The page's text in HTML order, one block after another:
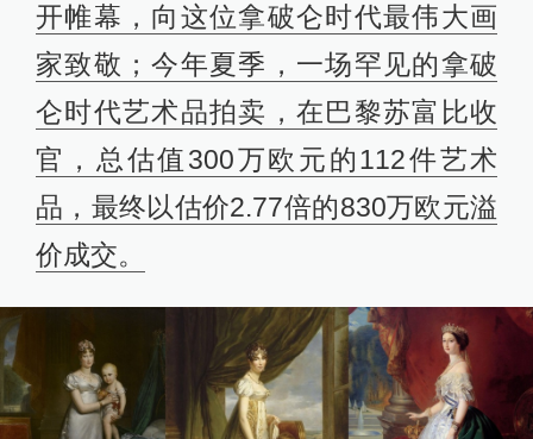
开帷幕，向这位拿破仑时代最伟大画
家致敬；今年夏季，一场罕见的拿破
仑时代艺术品拍卖，在巴黎苏富比收
官，总估值300万欧元的112件艺术
品，最终以估价2.77倍的830万欧元溢
价成交。